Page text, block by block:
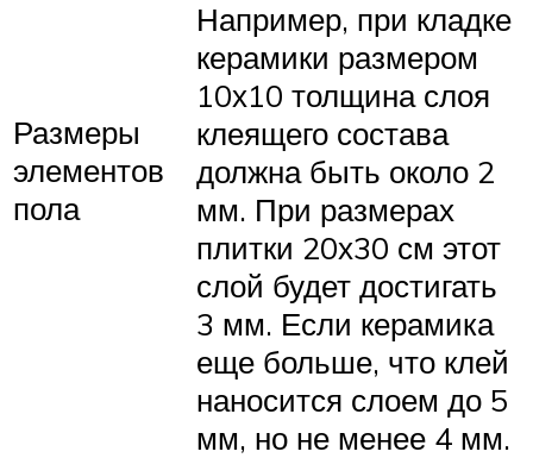
Размеры
элементов
пола
Например, при кладке
керамики размером
10х10 толщина слоя
клеящего состава
должна быть около 2
мм. При размерах
плитки 20х30 см этот
слой будет достигать
3 мм. Если керамика
еще больше, что клей
наносится слоем до 5
мм, но не менее 4 мм.